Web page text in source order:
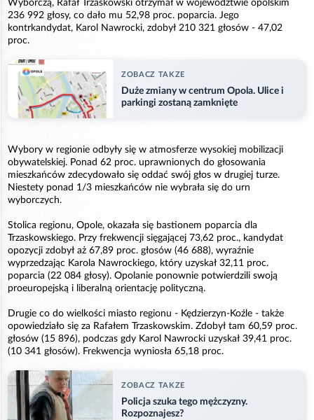
Wyborczą, Rafał Trzaskowski otrzymał w województwie opolskim
236 992 głosy, co dało mu 52,98 proc. poparcia. Jego
kontrkandydat, Karol Nawrocki, zdobył 210 321 głosów - 47,02
proc.
ZOBACZ TAKZE
Duże zmiany w centrum Opola. Ulice i
parkingi zostaną zamknięte
Wybory w regionie odbyły się w atmosferze wysokiej mobilizacji
obywatelskiej. Ponad 62 proc. uprawnionych do głosowania
mieszkańców zdecydowało się oddać swój głos w drugiej turze.
Niestety ponad 1/3 mieszkańców nie wybrała się do urn
wyborczych.
Stolica regionu, Opole, okazała się bastionem poparcia dla
Trzaskowskiego. Przy frekwencji sięgającej 73,62 proc., kandydat
opozycji zdobył aż 67,89 proc. głosów (46 688), wyraźnie
wyprzedzając Karola Nawrockiego, który uzyskał 32,11 proc.
poparcia (22 084 głosy). Opolanie ponownie potwierdzili swoją
proeuropejską i liberalną orientację polityczną.
Drugie co do wielkości miasto regionu - Kędzierzyn-Koźle - także
opowiedziało się za Rafałem Trzaskowskim. Zdobył tam 60,59 proc.
głosów (15 896), podczas gdy Karol Nawrocki uzyskał 39,41 proc.
(10 341 głosów). Frekwencja wyniosła 65,18 proc.
ZOBACZ TAKZE
Policja szuka tego mężczyzny.
Rozpoznajesz?